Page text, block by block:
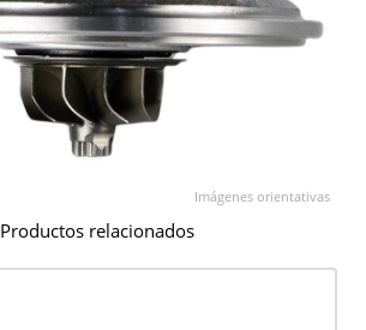
Imágenes orientativas
Productos relacionados